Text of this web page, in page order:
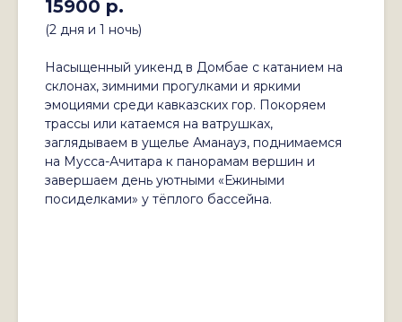
15900 р.
(2 дня и 1 ночь)
Насыщенный уикенд в Домбае с катанием на
склонах, зимними прогулками и яркими
эмоциями среди кавказских гор. Покоряем
трассы или катаемся на ватрушках,
заглядываем в ущелье Аманауз, поднимаемся
на Мусса-Ачитара к панорамам вершин и
завершаем день уютными «Ежиными
посиделками» у тёплого бассейна.